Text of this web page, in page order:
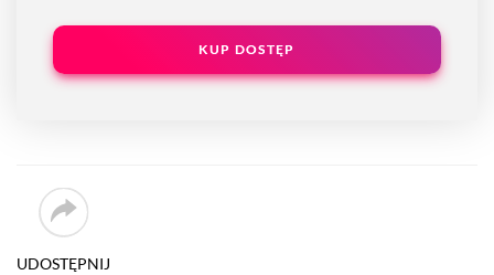
KUP DOSTĘP
UDOSTĘPNIJ